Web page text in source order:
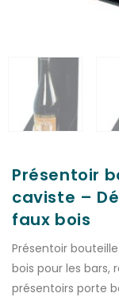
Présentoir
caviste –
faux bois
Présentoir
bois pour les bars,
présentoirs porte